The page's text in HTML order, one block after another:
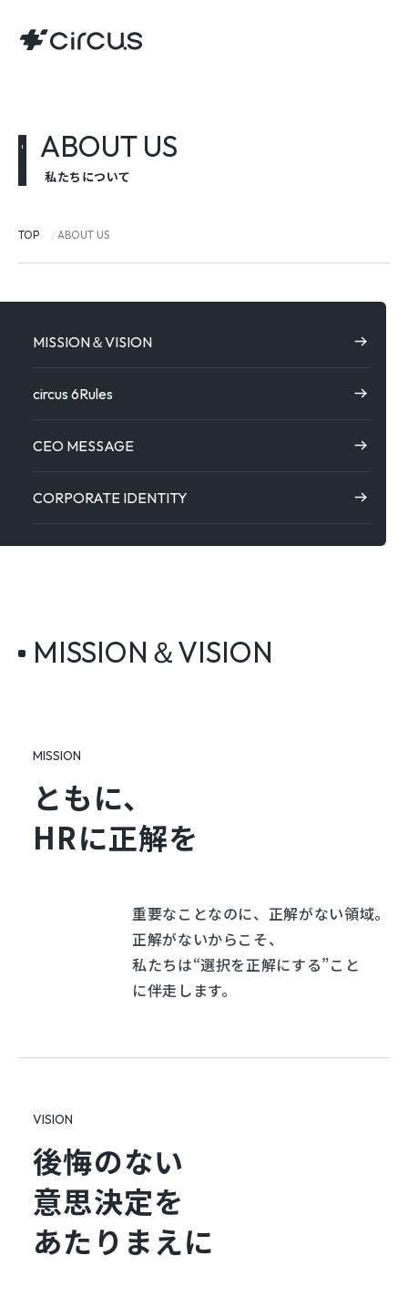
ABOUT US
私たちについて
MISSION＆VISION
circus 6Rules
CEO MESSAGE
CORPORATE IDENTITY
TOP ABOUT US
MISSION＆VISION
MISSION
ともに、
HRに正解を
重要なことなのに、正解がない領域。
正解がないからこそ、
私たちは“選択を正解にする”こと
に伴走します。
VISION
後悔のない
意思決定を
あたりまえに